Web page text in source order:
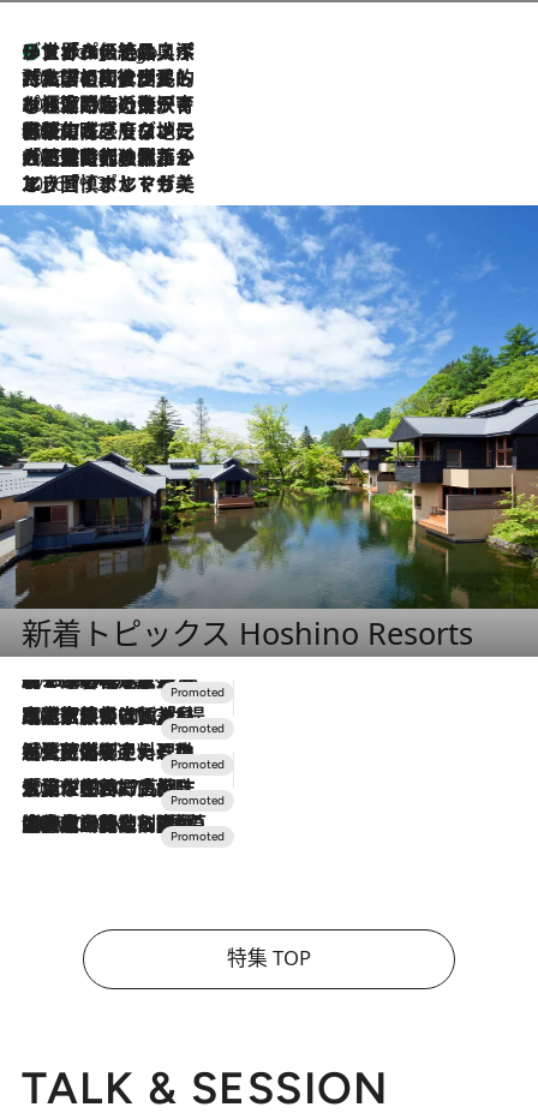
6 Hours Ago
リスボンの絶品スイーツ「パステル・デ・ナタ」とは？ポルトガル伝統の奥深い世界へ
2026.7.27
「私の祖国はポルトガル語です」国民的詩人フェルナンド・ペソアと、彼が愛した文学の街を歩く
2026.7.26
ポルトガル近海が育む極上の海の幸。キリリと冷えた白ワインと愉しむ、シーフード専門店の贅沢
2026.7.22
伝統の味をモダンに昇華。高感度な地元客が集う、リスボンの最旬ガストロノミー
2026.7.21
大航海時代の栄華から、震災、独裁、そして革命へ。ポルトガル・首都リスボンの石畳に刻まれた「歴史の光と影」
2026.7.13
エッセイ・ヤマザキマリ「慎ましくも美しき国 ポルトガル」
新着トピックス Hoshino Resorts
2026.8.7
【トンボの足水浴】ヒノキの香りに包まれて涼感マックス！約13℃の湧水かけ流しを避暑地「星野温泉 トンボの湯」で体験
2026.7.31
【ホテル帰省】という選択肢をOMOが提案。家族とほどよい距離を保つには「昼は実家、夜は気兼ねなくホテルで！」
2026.7.24
【夏限定ディナーコース】旬を迎える稚鮎や花ズッキーニなどをイタリア・トスカーナの郷土料理の手法で満喫！
2026.7.17
「土佐和ハーブかき氷」がOMO7高知に登場！生姜、山椒、大葉など目にも舌にも涼を呼ぶ郷土の味
2026.7.10
NEW OPEN！【界 草津】名湯の地に誕生。趣の異なる2種の温泉と上州ならではの会席・蕎麦割烹など美食を味わう究極の癒やし旅
特集 TOP
TALK & SESSION